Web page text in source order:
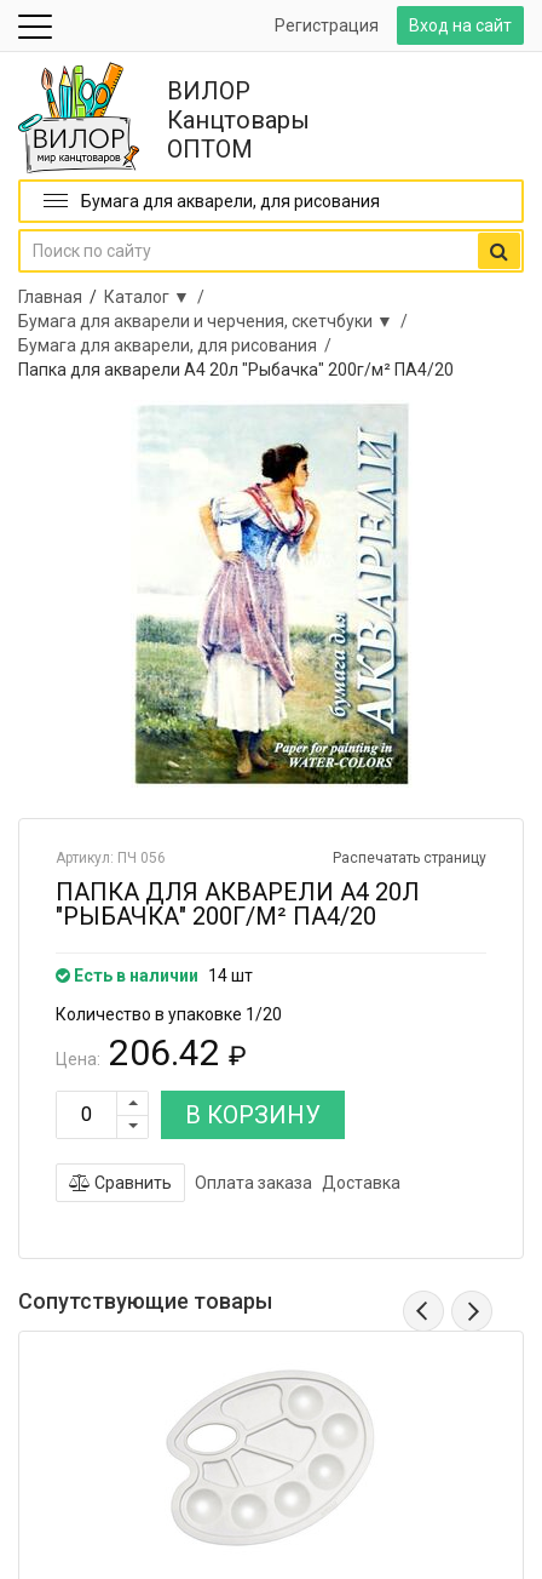
Вход на сайт
Регистрация
ВИЛОР
Канцтовары
ОПТОМ
Бумага для акварели, для рисования
Главная / Каталог ▼ /
Бумага для акварели и черчения, скетчбуки ▼ /
Бумага для акварели, для рисования /
Папка для акварели А4 20л "Рыбачка" 200г/м² ПА4/20
Распечатать страницу
Артикул: ПЧ 056
ПАПКА ДЛЯ АКВАРЕЛИ А4 20Л
"РЫБАЧКА" 200Г/М² ПА4/20
Есть в наличии
14 шт
Количество в упаковке 1/20
Цена: 206.42 ₽
В КОРЗИНУ
Сравнить Оплата заказа Доставка
Сопутствующие товары